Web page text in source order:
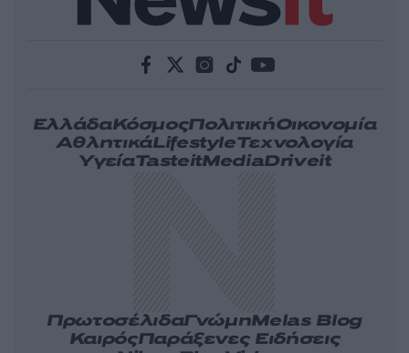
ΕλλάδαΚόσμοςΠολιτικήΟικονομία
ΑθλητικάLifestyleΤεχνολογία
ΥγείαTasteitMediaDriveit
ΠρωτοσέλιδαΓνώμηMelas Blog
ΚαιρόςΠαράξενες Ειδήσεις